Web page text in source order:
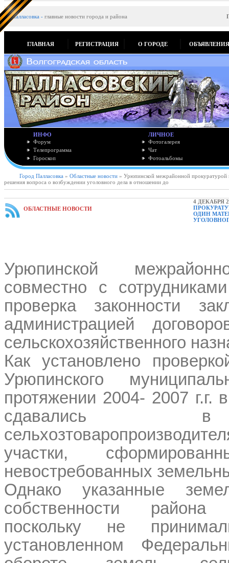
Палласовка - главные новости города и района
ГЛАВНАЯ РЕГИСТРАЦИЯ О ГОРОДЕ ОБЪЯВЛЕНИЯ
ИНФО
Форум
Телепрограмма
Гороскоп
ЛИЧНОЕ
Фотогалерея
Чат
Фотоальбомы
Город Палласовка » Областные новости » Урюпинской межрайонной прокуратурой
решения вопроса о возбуждении уголовного дела в отношении до
ОБЛАСТНЫЕ НОВОСТИ
4 ДЕКАБРЯ
ОДИН
Урюпинской
совместно с
проверка законности
администрацией
сельскохозяйственного
Как установлено
Урюпинского
протяжении 2004- 2007 г.г.
сдавались
участки,
невостребованных
Однако указанные
собственности
поскольку не
установленном